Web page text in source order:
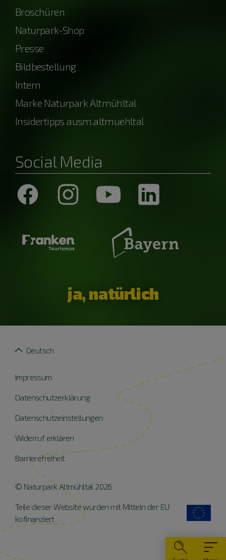
Broschüren
Naturpark-Shop
Presse
Bildbestellung
Intern
Marke Naturpark Altmühltal
Insidertipps ausm.altmuehltal
Social Media
ja, natürlich
Impressum
Datenschutzerklärung
Datenschutzeinstellungen
Widerruf erklären
Barrierefreiheit
Deutsch
© Naturpark Altmühltal 2026
Teile dieser Website wurden mit Mitteln der EU
kofinanziert